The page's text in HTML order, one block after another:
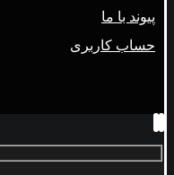
پیوند با ما
حساب کاربری